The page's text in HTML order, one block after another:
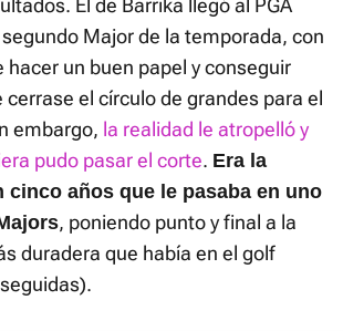
El de Barrika llegó al PGA
Major de la temporada, con
hacer un buen papel y conseguir
cerrase el círculo de grandes para el
embargo, la realidad le atropelló y
pudo pasar el corte. Era la
cinco años que le pasaba en uno
, poniendo punto y final a la
duradera que había en el golf